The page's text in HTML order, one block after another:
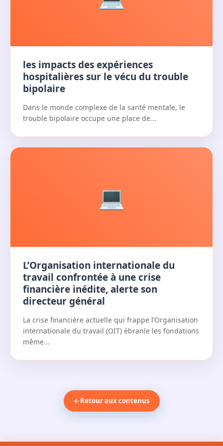
les impacts des expériences
hospitalières sur le vécu du trouble
bipolaire
Dans le monde complexe de la santé mentale, le
trouble bipolaire occupe une place de...
💻
L’Organisation internationale du
travail confrontée à une crise
financière inédite, alerte son
directeur général
La crise financière actuelle qui frappe l’Organisation
internationale du travail (OIT) ébranle les fondations
même...
←Retour aux contenus